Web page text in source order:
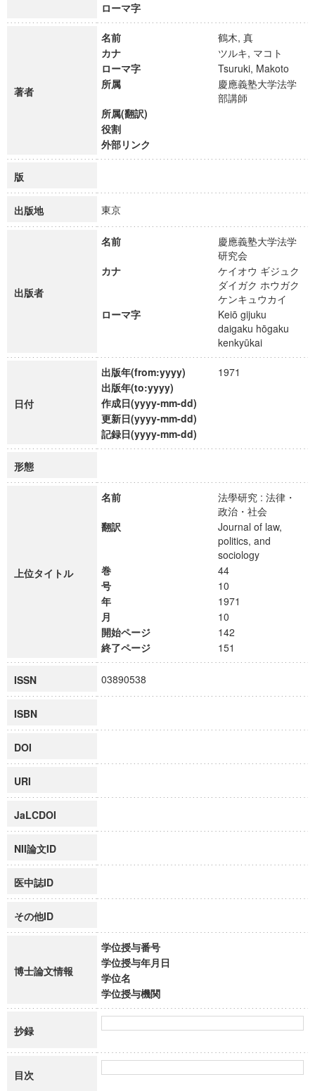
ローマ字
著者
名前
鶴木, 真
カナ
ツルキ, マコト
ローマ字
Tsuruki, Makoto
所属
慶應義塾大学法学
部講師
所属(翻訳)
役割
外部リンク
版
出版地 東京
出版者
名前
慶應義塾大学法学
研究会
カナ
ケイオウ ギジュク
ダイガク ホウガク
ケンキュウカイ
ローマ字
Keiō gijuku
daigaku hōgaku
kenkyūkai
日付
出版年(from:yyyy)
1971
出版年(to:yyyy)
作成日(yyyy-mm-dd)
更新日(yyyy-mm-dd)
記録日(yyyy-mm-dd)
形態
上位タイトル
名前
法學研究 : 法律・
政治・社会
翻訳
Journal of law,
politics, and
sociology
巻
44
号
10
年
1971
月
10
開始ページ
142
終了ページ
151
ISSN 03890538
ISBN
DOI
URI
JaLCDOI
NII論文ID
医中誌ID
その他ID
博士論文情報
学位授与番号
学位授与年月日
学位名
学位授与機関
抄録
目次